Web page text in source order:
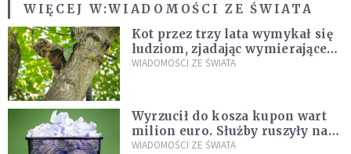
WIĘCEJ W:WIADOMOŚCI ZE ŚWIATA
Kot przez trzy lata wymykał się
ludziom, zjadając wymierające
kaczki. W końcu popełnił
WIADOMOŚCI ZE ŚWIATA
Wyrzucił do kosza kupon wart
milion euro. Służby ruszyły na
poszukiwania
WIADOMOŚCI ZE ŚWIATA